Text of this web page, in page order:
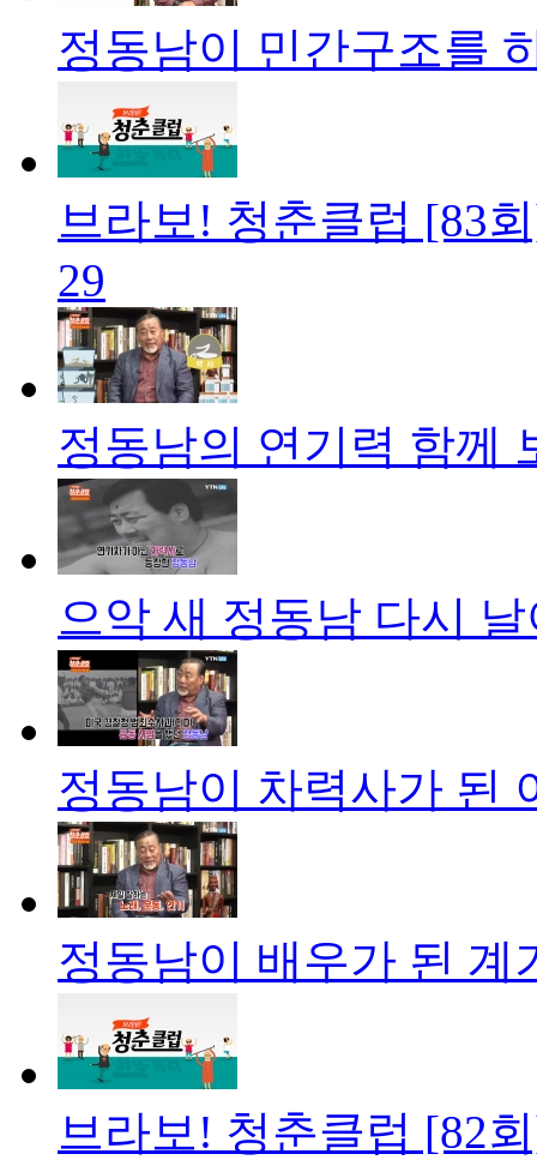
정동남이 민간구조를
브라보! 청춘클럽 [83
29
정동남의 연기력 함께
으악 새 정동남 다시
정동남이 차력사가 된
정동남이 배우가 된 계
브라보! 청춘클럽 [82